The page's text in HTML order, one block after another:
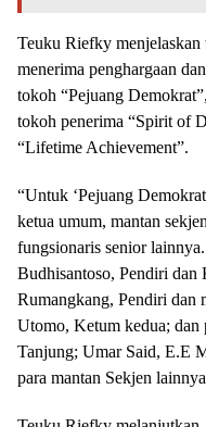
Teuku Riefky menjelaskan
menerima penghargaan
tokoh “Pejuang
tokoh penerima “Spirit of
“Lifetime Achievement”.
“Untuk ‘Pejuang
ketua umum, mantan
fungsionaris senior
Budhisantoso, Pendiri
Rumangkang, Pendiri dan
Utomo, Ketum kedua; dan
Tanjung; Umar Said, E.E
para mantan Sekjen